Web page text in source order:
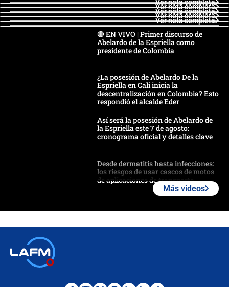
Ver nota completa
Ver nota completa
Ver nota completa
Ver nota completa
Ver nota completa
🔴 EN VIVO | Primer discurso de
Abelardo de la Espriella como
presidente de Colombia
¿La posesión de Abelardo De la
Espriella en Cali inicia la
descentralización en Colombia? Esto
respondió el alcalde Eder
Así será la posesión de Abelardo de
la Espriella este 7 de agosto:
cronograma oficial y detalles clave
Desde dermatitis hasta infecciones:
los riesgos de usar cascos de motos
de aplicaciones de transporte
celular? Requisitos, pasos y
Más videos